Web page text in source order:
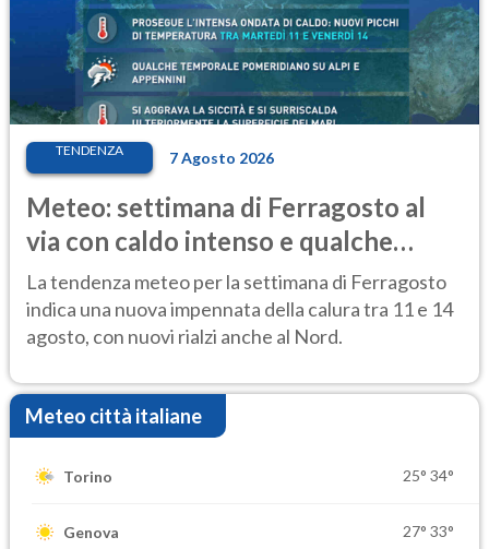
TENDENZA 7 Agosto 2026
Meteo: settimana di Ferragosto al
via con caldo intenso e qualche
temporale
La tendenza meteo per la settimana di Ferragosto
indica una nuova impennata della calura tra 11 e 14
agosto, con nuovi rialzi anche al Nord.
Meteo città italiane
Torino 25° 34°
Genova 27° 33°